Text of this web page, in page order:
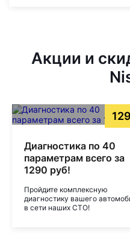
Акции и
Диагностика по 40
параметрам всего за
1290 руб!
Пройдите комплексную
диагностику вашего
в сети наших СТО!